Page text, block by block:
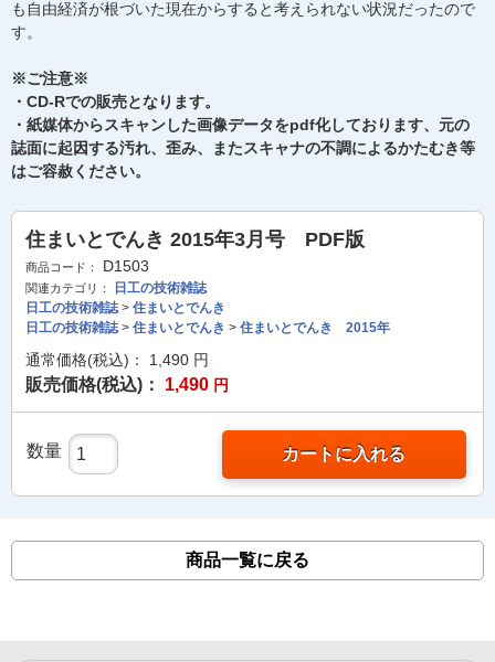
も自由経済が根づいた現在からすると考えられない状況だったので
す。
※ご注意※
・CD-Rでの販売となります。
・紙媒体からスキャンした画像データをpdf化しております、元の
誌面に起因する汚れ、歪み、またスキャナの不調によるかたむき等
はご容赦ください。
住まいとでんき 2015年3月号 PDF版
商品コード： D1503
関連カテゴリ：
日工の技術雑誌
日工の技術雑誌> 住まいとでんき
日工の技術雑誌> 住まいとでんき > 住まいとでんき 2015年
通常価格(税込)： 1,490 円
販売価格(税込)： 1,490 円
数量 カートに入れる
商品一覧に戻る